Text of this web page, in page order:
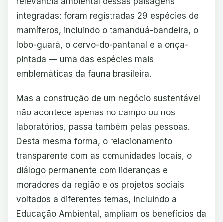
integradas: foram registradas 29 espécies de
mamíferos, incluindo o tamanduá-bandeira, o
lobo-guará, o cervo-do-pantanal e a onça-
pintada — uma das espécies mais
emblemáticas da fauna brasileira.
Mas a construção de um negócio sustentável
não acontece apenas no campo ou nos
laboratórios, passa também pelas pessoas.
Desta mesma forma, o relacionamento
transparente com as comunidades locais, o
diálogo permanente com lideranças e
moradores da região e os projetos sociais
voltados a diferentes temas, incluindo a
Educação Ambiental, ampliam os benefícios da